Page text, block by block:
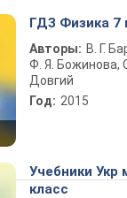
ГДЗ Физика 7
Авторы: В. Г.
Ф. Я. Божинова,
Довгий
Год: 2015
Учебники Укр
класс